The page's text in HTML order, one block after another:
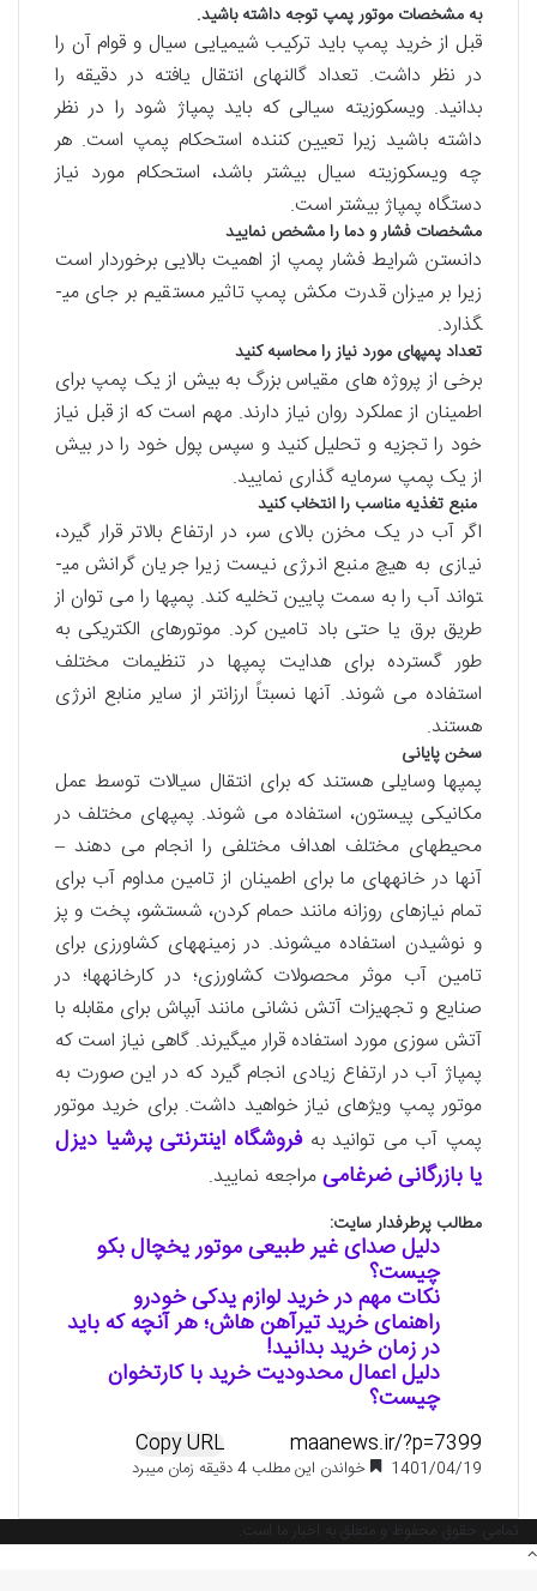
به مشخصات موتور پمپ توجه داشته باشید.
قبل از خرید پمپ باید ترکیب شیمیایی سیال و قوام آن را
در نظر داشت. تعداد گالن­های انتقال یافته در دقیقه را
بدانید. ویسکوزیته سیالی که باید پمپاژ شود را در نظر
داشته باشید زیرا تعیین کننده استحکام پمپ است. هر
چه ویسکوزیته سیال بیشتر باشد، استحکام مورد نیاز
دستگاه پمپاژ بیشتر است.
مشخصات فشار و دما را مشخص نمایید
دانستن شرایط فشار پمپ از اهمیت بالایی برخوردار است
زیرا بر میزان قدرت مکش پمپ تاثیر مستقیم بر جای می­
گذارد.
تعداد پمپ­های مورد نیاز را محاسبه کنید
برخی از پروژه های مقیاس بزرگ به بیش از یک پمپ برای
اطمینان از عملکرد روان نیاز دارند. مهم است که از قبل نیاز
خود را تجزیه و تحلیل کنید و سپس پول خود را در بیش
از یک پمپ سرمایه گذاری نمایید.
منبع تغذیه مناسب را انتخاب کنید
اگر آب در یک مخزن بالای سر، در ارتفاع بالاتر قرار گیرد،
نیازی به هیچ منبع انرژی نیست زیرا جریان گرانش می­
تواند آب را به سمت پایین تخلیه کند. پمپ­ها را می توان از
طریق برق یا حتی باد تامین کرد. موتورهای الکتریکی به
طور گسترده برای هدایت پمپ­ها در تنظیمات مختلف
استفاده می ­شوند. آنها نسبتاً ارزان­تر از سایر منابع انرژی
هستند.
سخن پایانی
پمپ­ها وسایلی هستند که برای انتقال سیالات توسط عمل
مکانیکی پیستون، استفاده می شوند. پمپ­های مختلف در
محیط­های مختلف اهداف مختلفی را انجام می دهند –
آنها در خانه­های ما برای اطمینان از تامین مداوم آب برای
تمام نیازهای روزانه مانند حمام کردن، شستشو، پخت و پز
و نوشیدن استفاده می­شوند. در زمینه­های کشاورزی برای
تامین آب موثر محصولات کشاورزی؛ در کارخانه­ها؛ در
صنایع و تجهیزات آتش نشانی مانند آبپاش برای مقابله با
آتش سوزی­ مورد استفاده قرار می­گیرند. گاهی نیاز است که
پمپاژ آب در ارتفاع زیادی انجام گیرد که در این صورت به
موتور پمپ ویژه­ای نیاز خواهید داشت. برای خرید موتور
پمپ آب می توانید بهفروشگاه اینترنتی پرشیا دیزل
یا بازرگانی ضرغامیمراجعه نمایید.
مطالب پرطرفدار سایت:
دلیل صدای غیر طبیعی موتور یخچال بکو
چیست؟
نکات مهم در خرید لوازم یدکی خودرو
راهنمای خرید تیرآهن هاش؛ هر آنچه که باید
در زمان خرید بدانید!
دلیل اعمال محدودیت خرید با کارتخوان
چیست؟
Copy URL
1401/04/19 خواندن این مطلب 4 دقیقه زمان میبرد
تمامی حقوق محفوظ و متعلق به اخبار ما است.